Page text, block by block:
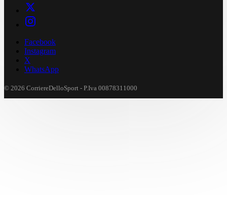
Facebook
Instagram
X
WhatsApp
© 2026 CorriereDelloSport - P.Iva 00878311000